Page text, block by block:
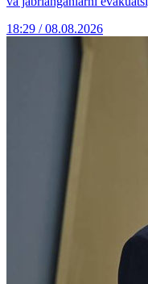
18:29 / 08.08.2026